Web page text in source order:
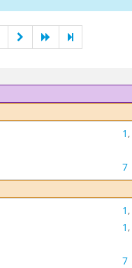
1,
7
1,
1,
7